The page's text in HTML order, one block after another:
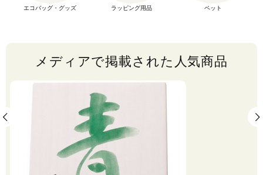
エコバッグ・グッズ ラッピング用品 ペット
メディアで掲載された人気商品